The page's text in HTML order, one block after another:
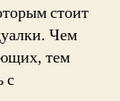
стоит
Чем
тем
с